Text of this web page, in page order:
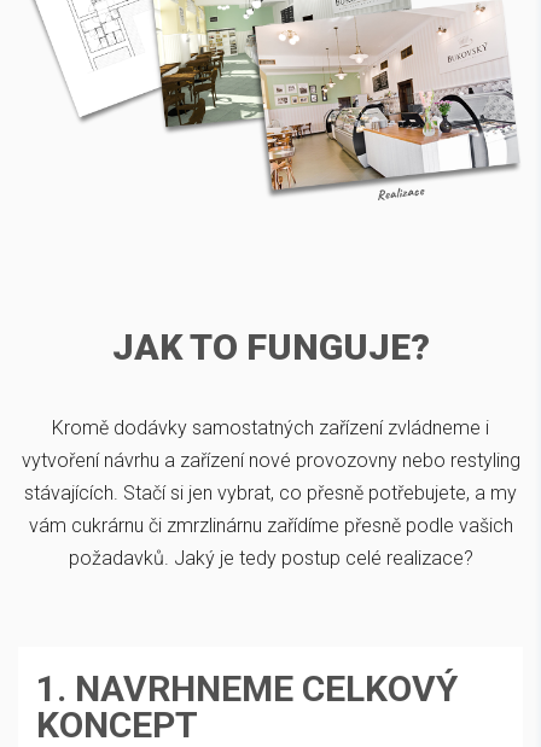
JAK TO FUNGUJE?
Kromě dodávky samostatných zařízení zvládneme i
vytvoření návrhu a zařízení nové provozovny nebo restyling
stávajících. Stačí si jen vybrat, co přesně potřebujete, a my
vám cukrárnu či zmrzlinárnu zařídíme přesně podle vašich
požadavků. Jaký je tedy postup celé realizace?
1. NAVRHNEME CELKOVÝ
KONCEPT